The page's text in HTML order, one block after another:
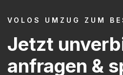
VOLOS UMZUG ZUM
Jetzt
anfragen &